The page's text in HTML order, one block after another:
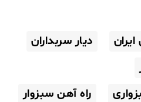
دیار سربداران
راه آهن سبزوار